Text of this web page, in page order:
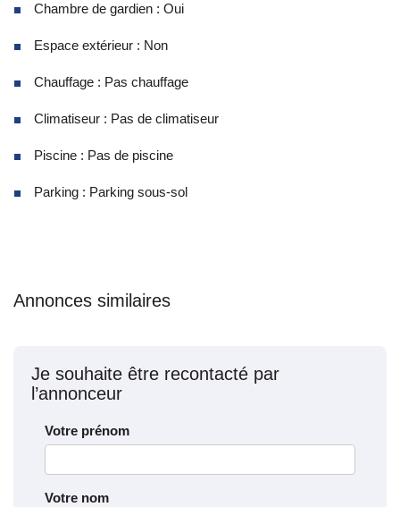
Chambre de gardien : Oui
Espace extérieur : Non
Chauffage : Pas chauffage
Climatiseur : Pas de climatiseur
Piscine : Pas de piscine
Parking : Parking sous-sol
Annonces similaires
Je souhaite être recontacté par
l’annonceur
Votre prénom
Votre nom